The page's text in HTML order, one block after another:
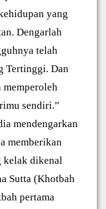
yang
Dengarlah
telah
Tertinggi. Dan
memperoleh
sendiri.”
mendengarkan
memberikan
kelak dikenal
Sutta (Khotbah
pertama